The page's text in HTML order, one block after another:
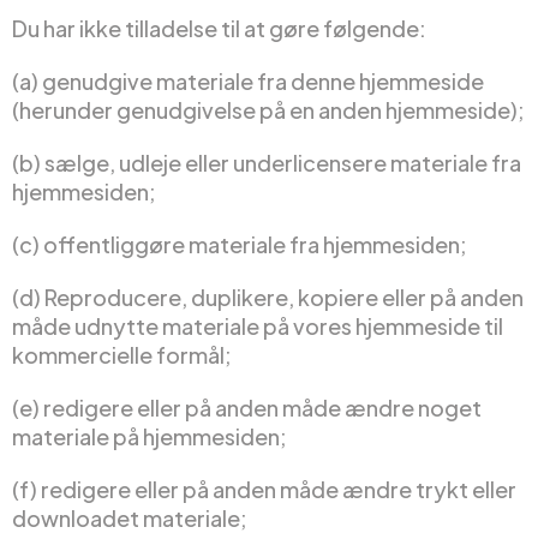
Du har ikke tilladelse til at gøre følgende:
(a) genudgive materiale fra denne hjemmeside
(herunder genudgivelse på en anden hjemmeside);
(b) sælge, udleje eller underlicensere materiale fra
hjemmesiden;
(c) offentliggøre materiale fra hjemmesiden;
(d) Reproducere, duplikere, kopiere eller på anden
måde udnytte materiale på vores hjemmeside til
kommercielle formål;
(e) redigere eller på anden måde ændre noget
materiale på hjemmesiden;
(f) redigere eller på anden måde ændre trykt eller
downloadet materiale;